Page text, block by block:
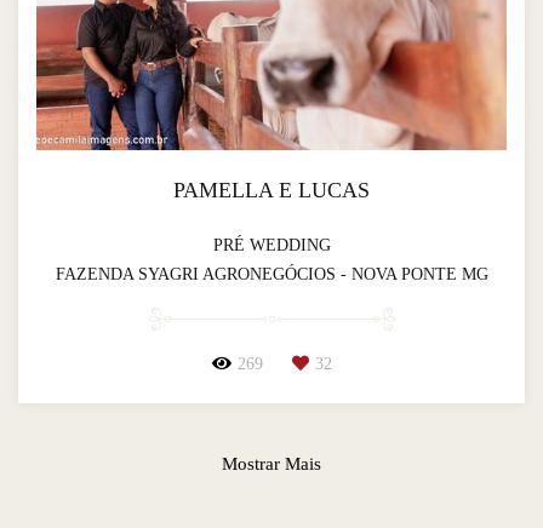
PAMELLA E LUCAS
PRÉ WEDDING
FAZENDA SYAGRI AGRONEGÓCIOS - NOVA PONTE MG
269 32
Mostrar Mais